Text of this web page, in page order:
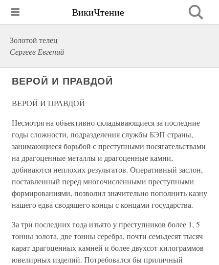
ВикиЧтение
Золотой телец
Сергеев Евгений
ВЕРОЙ И ПРАВДОЙ
ВЕРОЙ И ПРАВДОЙ
Несмотря на объективно складывающиеся за последние
годы сложности, подразделения службы БЭП страны,
занимающиеся борьбой с преступными посягательствами
на драгоценные металлы и драгоценные камни,
добиваются неплохих результатов. Оперативный заслон,
поставленный перед многочисленными преступными
формированиями, позволил значительно пополнить казну
нашего едва сводящего концы с концами государства.
За три последних года изъято у преступников более 1, 5
тонны золота, две тонны серебра, почти семьдесят тысяч
карат драгоценных камней и более двухсот килограммов
ювелирных изделий. Потребовался бы приличный